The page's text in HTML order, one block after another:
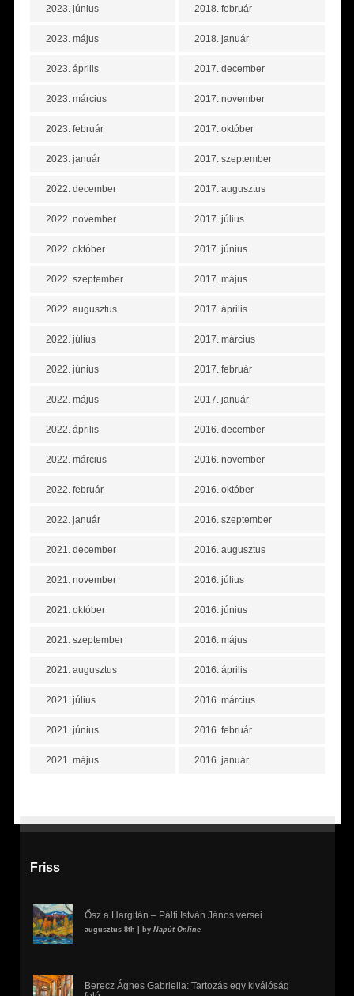
2023. június
2023. május
2023. április
2023. március
2023. február
2023. január
2022. december
2022. november
2022. október
2022. szeptember
2022. augusztus
2022. július
2022. június
2022. május
2022. április
2022. március
2022. február
2022. január
2021. december
2021. november
2021. október
2021. szeptember
2021. augusztus
2021. július
2021. június
2021. május
2018. február
2018. január
2017. december
2017. november
2017. október
2017. szeptember
2017. augusztus
2017. július
2017. június
2017. május
2017. április
2017. március
2017. február
2017. január
2016. december
2016. november
2016. október
2016. szeptember
2016. augusztus
2016. július
2016. június
2016. május
2016. április
2016. március
2016. február
2016. január
Friss
Ősz a Hargitán – Pálfi István János versei
augusztus 8th | by Napút Online
Berecz Ágnes Gabriella: Tartozás egy kiválóság